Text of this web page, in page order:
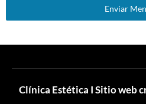
Enviar
Clínica Estética I Sitio web